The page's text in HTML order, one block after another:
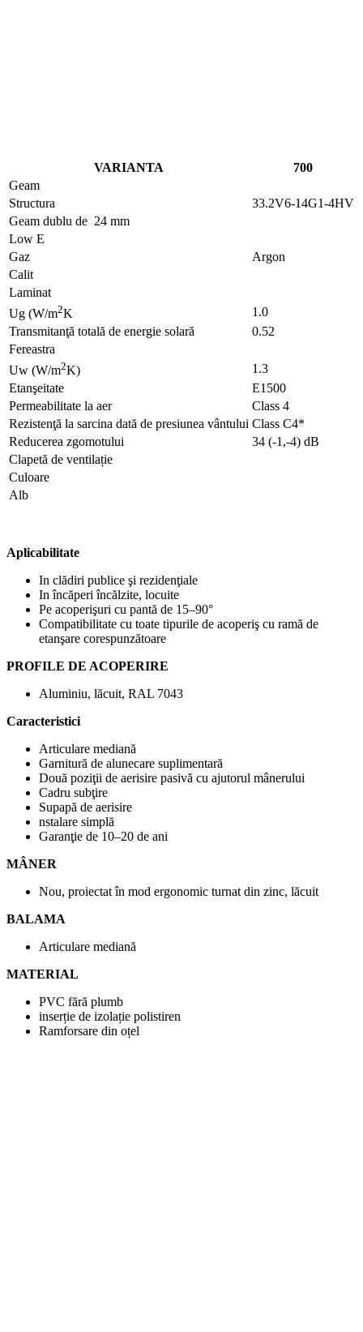
VARIANTA
700
Geam
Structura
33.2V6-14G1-4HV
Geam dublu de 24 mm
Low E
Gaz
Argon
Calit
Laminat
Ug (W/m2K
1.0
Transmitanţă totală de energie solară
0.52
Fereastra
Uw (W/m2K)
1.3
Etanşeitate
E1500
Permeabilitate la aer
Class 4
Rezistenţă la sarcina dată de presiunea vântului Class C4*
Reducerea zgomotului
34 (-1,-4) dB
Clapetă de ventilație
Culoare
Alb
Aplicabilitate
In clădiri publice şi rezidenţiale
In încăperi încălzite, locuite
Pe acoperişuri cu pantă de 15–90°
Compatibilitate cu toate tipurile de acoperiş cu ramă de
etanşare corespunzătoare
PROFILE DE ACOPERIRE
Aluminiu, lăcuit, RAL 7043
Caracteristici
Articulare mediană
Garnitură de alunecare suplimentară
Două poziţii de aerisire pasivă cu ajutorul mânerului
Cadru subţire
Supapă de aerisire
nstalare simplă
Garanţie de 10–20 de ani
MÂNER
Nou, proiectat în mod ergonomic turnat din zinc, lăcuit
BALAMA
Articulare mediană
MATERIAL
PVC fără plumb
inserție de izolație polistiren
Ramforsare din oțel